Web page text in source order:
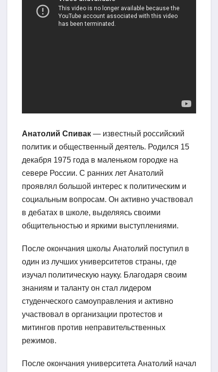
Анатолий Спивак — известный российский
политик и общественный деятель. Родился 15
декабря 1975 года в маленьком городке на
севере России. С ранних лет Анатолий
проявлял большой интерес к политическим и
социальным вопросам. Он активно участвовал
в дебатах в школе, выделяясь своими
общительностью и яркими выступлениями.
После окончания школы Анатолий поступил в
один из лучших университетов страны, где
изучал политическую науку. Благодаря своим
знаниям и таланту он стал лидером
студенческого самоуправления и активно
участвовал в организации протестов и
митингов против неправительственных
режимов.
После окончания университета Анатолий начал